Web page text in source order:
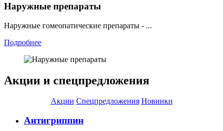
Наружные препараты
Наружные гомеопатические препараты - ...
Подробнее
Акции и спецпредложения
Акции Спецпредложения Новинки
Антигриппин